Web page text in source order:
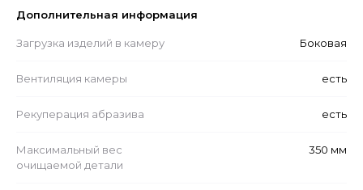
Дополнительная информация
Загрузка изделий в камеру Боковая
Вентиляция камеры есть
Рекуперация абразива есть
Максимальный вес
очищаемой детали
350 мм